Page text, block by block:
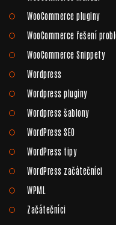
WooCommerce pluginy
WooCommerce řešení
WooCommerce Snippety
Wordpress
Wordpress pluginy
Wordpress šablony
WordPress SEO
WordPress tipy
WordPress začátečníci
WPML
Začátečníci